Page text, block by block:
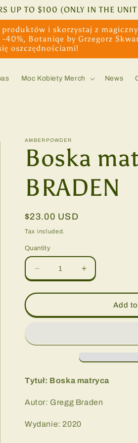
UP TO $100 (ONLY IN THE
i skorzystaj z
Botaniqe by Grzegorz
oszczędnościami!
Moc Kobiety Merch News
AMBERPOWDER
Boska
BRADEN
Regular
price
$23.00 USD
Tax included.
Quantity
Decrease
quantity
for
matryca
Increase
quantity
for
matryca
Add
Tytuł: Boska matryca
Autor: Gregg Braden
Wydanie: 2020